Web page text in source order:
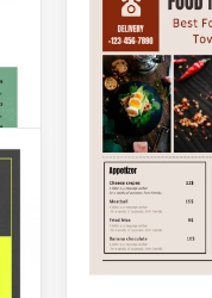
Menu do
Jantar
Nosso
jantar do
restaurante
você a criar